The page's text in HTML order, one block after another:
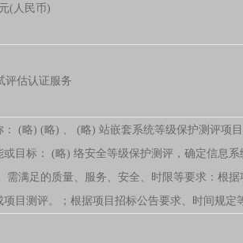
(人民币)
评估认证服务
： (略) (略) 、 (略) 站嵌套系统等级保护测评项
或目标： (略) 络安全等级保护测评，确定信息
需满足的质量、服务、安全、时限等要求：根
项目测评。；根据项目招标公告要求、时间规